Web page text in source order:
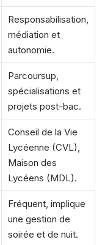
Responsabilisation,
médiation et
autonomie.
Parcoursup,
spécialisations et
projets post-bac.
Conseil de la Vie
Lycéenne (CVL),
Maison des
Lycéens (MDL).
Fréquent, implique
une gestion de
soirée et de nuit.